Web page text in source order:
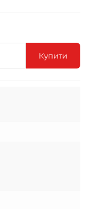
Купити